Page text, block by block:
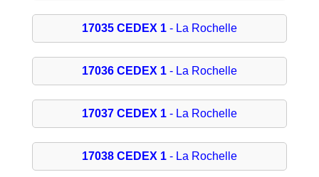
17035 CEDEX 1- La Rochelle
17036 CEDEX 1- La Rochelle
17037 CEDEX 1- La Rochelle
17038 CEDEX 1- La Rochelle